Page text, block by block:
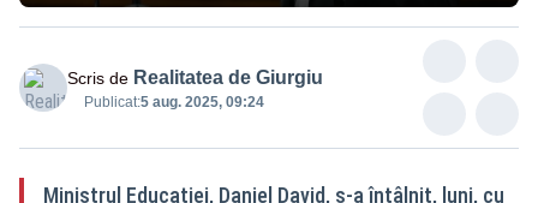
Scris de Realitatea de Giurgiu
Publicat:5 aug. 2025, 09:24
Ministrul Educației, Daniel David, s-a întâlnit, luni, cu